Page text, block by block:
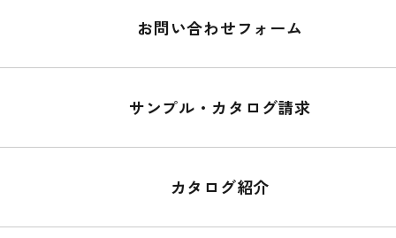
お問い合わせフォーム
サンプル・カタログ請求
カタログ紹介